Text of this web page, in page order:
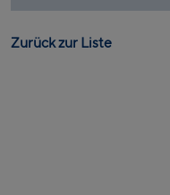
Zurück zur Liste